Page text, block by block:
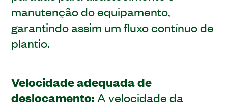
manutenção do equipamento,
garantindo assim um fluxo contínuo de
plantio.
Velocidade adequada de
deslocamento: A velocidade da